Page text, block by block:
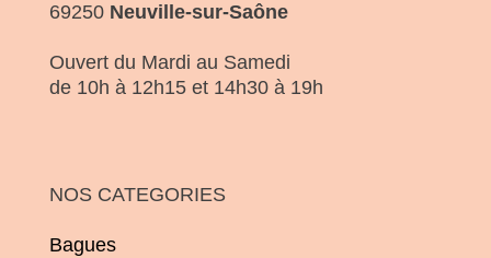
69250 Neuville-sur-Saône
Ouvert du Mardi au Samedi
de 10h à 12h15 et 14h30 à 19h
NOS CATEGORIES
Bagues